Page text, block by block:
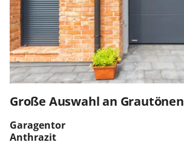
Große Auswahl an Grautönen
Garagentor
Anthrazit